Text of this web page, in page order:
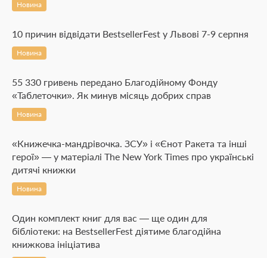
Новина
10 причин відвідати BestsellerFest у Львові 7-9 серпня
Новина
55 330 гривень передано Благодійному Фонду
«Таблеточки». Як минув місяць добрих справ
Новина
«Книжечка-мандрівочка. ЗСУ» і «Єнот Ракета та інші
герої» — у матеріалі The New York Times про українські
дитячі книжки
Новина
Один комплект книг для вас — ще один для
бібліотеки: на BestsellerFest діятиме благодійна
книжкова ініціатива